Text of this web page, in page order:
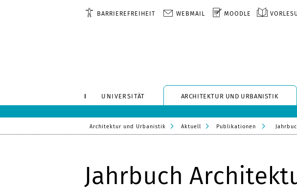
BARRIEREFREIHEIT WEBMAIL MOODLE
UNIVERSITÄT ARCHITEKTUR UND URBANISTIK
Architektur und Urbanistik Aktuell Publikationen
Jahrbuch